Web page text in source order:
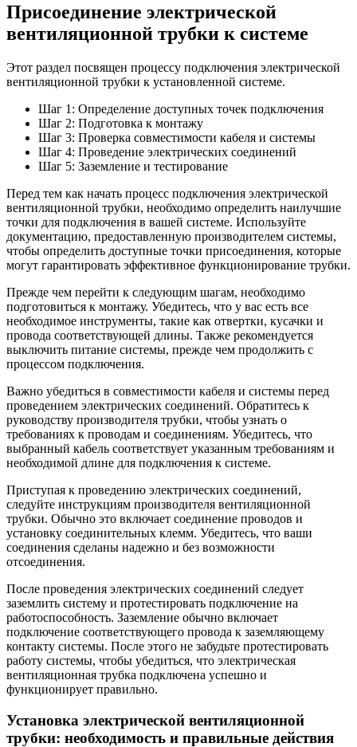
Присоединение электрической
вентиляционной трубки к системе
Этот раздел посвящен процессу подключения электрической
вентиляционной трубки к установленной системе.
Шаг 1: Определение доступных точек подключения
Шаг 2: Подготовка к монтажу
Шаг 3: Проверка совместимости кабеля и системы
Шаг 4: Проведение электрических соединений
Шаг 5: Заземление и тестирование
Перед тем как начать процесс подключения электрической
вентиляционной трубки, необходимо определить наилучшие
точки для подключения в вашей системе. Используйте
документацию, предоставленную производителем системы,
чтобы определить доступные точки присоединения, которые
могут гарантировать эффективное функционирование трубки.
Прежде чем перейти к следующим шагам, необходимо
подготовиться к монтажу. Убедитесь, что у вас есть все
необходимое инструменты, такие как отвертки, кусачки и
провода соответствующей длины. Также рекомендуется
выключить питание системы, прежде чем продолжить с
процессом подключения.
Важно убедиться в совместимости кабеля и системы перед
проведением электрических соединений. Обратитесь к
руководству производителя трубки, чтобы узнать о
требованиях к проводам и соединениям. Убедитесь, что
выбранный кабель соответствует указанным требованиям и
необходимой длине для подключения к системе.
Приступая к проведению электрических соединений,
следуйте инструкциям производителя вентиляционной
трубки. Обычно это включает соединение проводов и
установку соединительных клемм. Убедитесь, что ваши
соединения сделаны надежно и без возможности
отсоединения.
После проведения электрических соединений следует
заземлить систему и протестировать подключение на
работоспособность. Заземление обычно включает
подключение соответствующего провода к заземляющему
контакту системы. После этого не забудьте протестировать
работу системы, чтобы убедиться, что электрическая
вентиляционная трубка подключена успешно и
функционирует правильно.
Установка электрической вентиляционной
трубки: необходимость и правильные действия